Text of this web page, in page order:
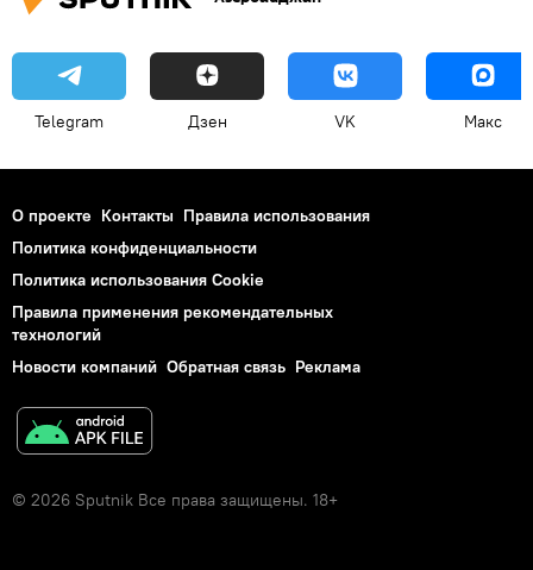
Telegram Дзен VK Макс
О проекте Контакты Правила использования
Политика конфиденциальности
Политика использования Cookie
Правила применения рекомендательных
технологий
Новости компаний Обратная связь Реклама
© 2026 Sputnik Все права защищены. 18+